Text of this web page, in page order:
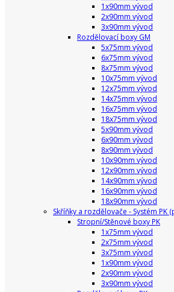
1x90mm vývod
2x90mm vývod
3x90mm vývod
Rozdělovací boxy GM
5x75mm vývod
6x75mm vývod
8x75mm vývod
10x75mm vývod
12x75mm vývod
14x75mm vývod
16x75mm vývod
18x75mm vývod
5x90mm vývod
6x90mm vývod
8x90mm vývod
10x90mm vývod
12x90mm vývod
14x90mm vývod
16x90mm vývod
18x90mm vývod
Skříňky a rozdělovače - Systém PK
Stropní/Stěnové boxy PK
1x75mm vývod
2x75mm vývod
3x75mm vývod
1x90mm vývod
2x90mm vývod
3x90mm vývod